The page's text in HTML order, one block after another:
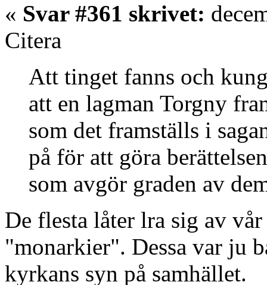
« Svar #361 skrivet:
Citera
Att tinget fanns och
att en lagman Torgny
som det framställs i
på för att göra
som avgör graden av
De flesta låter lra sig av
"monarkier". Dessa var ju
kyrkans syn på samhället.